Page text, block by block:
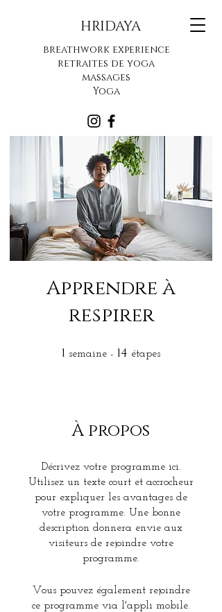
HRIDAYA
breathwork experience
retraites de yoga
massages
Yoga
Apprendre à
respirer
1 semaine 1 semaine
14 étapes
À propos
Décrivez votre programme ici.
Utilisez un texte court et accrocheur
pour expliquer les avantages de
votre programme. Une bonne
description donnera envie aux
visiteurs de rejoindre votre
programme.
Vous pouvez également rejoindre
ce programme via l'appli mobile.